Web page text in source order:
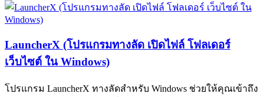
LauncherX (โปรแกรมทางลัด เปิดไฟล์ โฟลเดอร์
เว็บไซต์ ใน Windows)
โปรแกรม LauncherX ทางลัดสำหรับ Windows ช่วยให้คุณเข้าถึง